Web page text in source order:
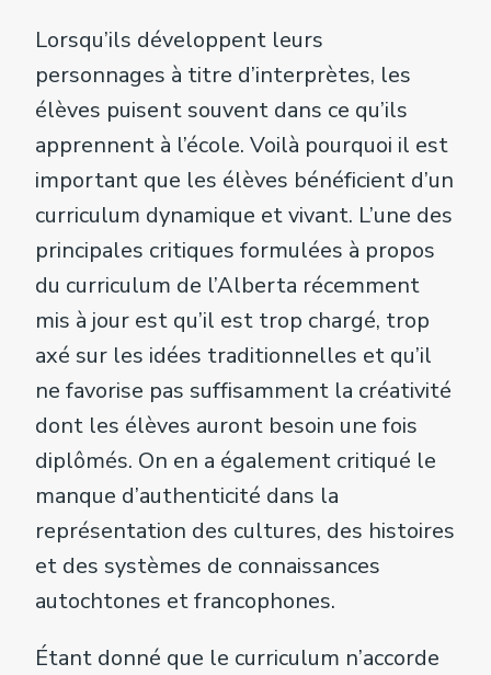
Lorsqu’ils développent leurs
personnages à titre d’interprètes, les
élèves puisent souvent dans ce qu’ils
apprennent à l’école. Voilà pourquoi il est
important que les élèves bénéficient d’un
curriculum dynamique et vivant. L’une des
principales critiques formulées à propos
du curriculum de l’Alberta récemment
mis à jour est qu’il est trop chargé, trop
axé sur les idées traditionnelles et qu’il
ne favorise pas suffisamment la créativité
dont les élèves auront besoin une fois
diplômés. On en a également critiqué le
manque d’authenticité dans la
représentation des cultures, des histoires
et des systèmes de connaissances
autochtones et francophones.
Étant donné que le curriculum n’accorde